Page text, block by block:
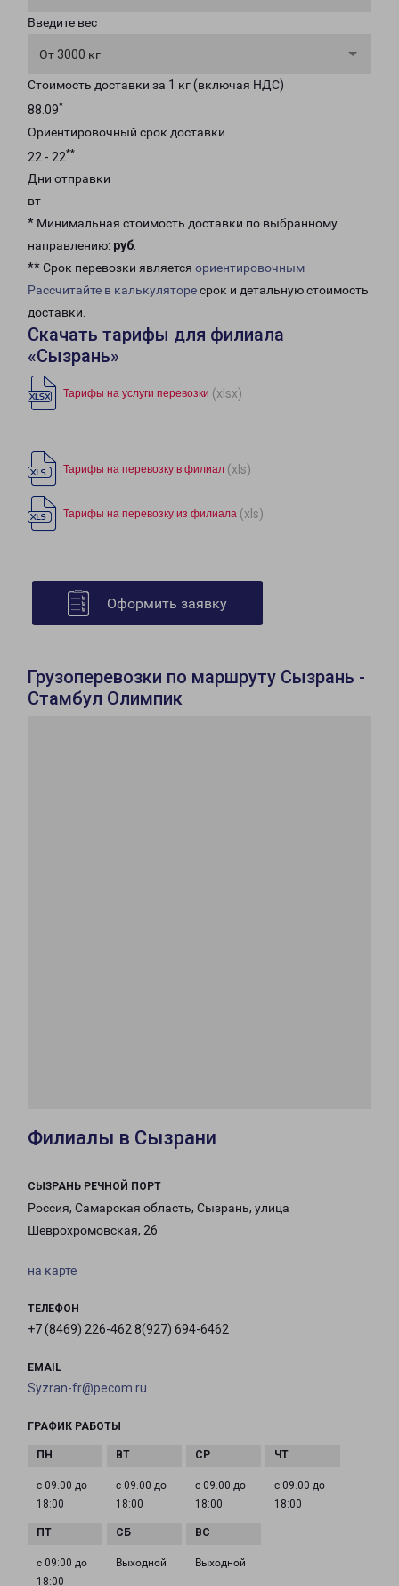
Введите вес
От 3000 кг
Стоимость доставки за 1 кг (включая НДС)
88.09*
Ориентировочный срок доставки
22 - 22**
Дни отправки
вт
* Минимальная стоимость доставки по выбранному
направлению: руб.
** Срок перевозки является ориентировочным
Рассчитайте в калькуляторесрок и детальную стоимость
доставки.
Скачать тарифы для филиала
«Сызрань»
Тарифы на услуги перевозки (xlsx)
Тарифы на перевозку в филиал (xls)
Тарифы на перевозку из филиала (xls)
Оформить заявку
Грузоперевозки по маршруту Сызрань -
Стамбул Олимпик
Филиалы в Сызрани
СЫЗРАНЬ РЕЧНОЙ ПОРТ
Россия, Самарская область, Сызрань, улица
Шеврохромовская, 26
на карте
ТЕЛЕФОН
+7 (8469) 226-462 8(927) 694-6462
EMAIL
Syzran-fr@pecom.ru
ГРАФИК РАБОТЫ
с 09:00 до
18:00
с 09:00 до
18:00
с 09:00 до
18:00
с 09:00 до
18:00
с 09:00 до
18:00
Выходной Выходной